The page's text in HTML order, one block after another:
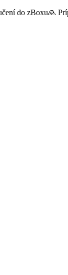
do zBoxu🙏